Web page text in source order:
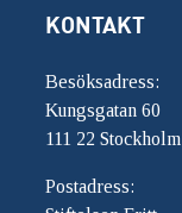
KONTAKT
Besöksadress:
Kungsgatan 60
111 22 Stockholm
Postadress: